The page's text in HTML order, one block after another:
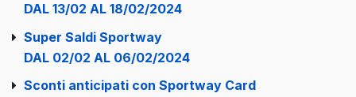
DAL 13/02 AL 18/02/2024
Super Saldi Sportway
DAL 02/02 AL 06/02/2024
Sconti anticipati con Sportway Card